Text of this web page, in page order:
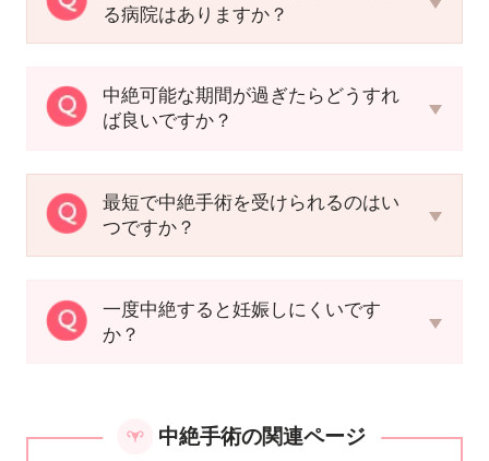
る病院はありますか？
中絶可能な期間が過ぎたらどうすれ
ば良いですか？
最短で中絶手術を受けられるのはい
つですか？
一度中絶すると妊娠しにくいです
か？
中絶手術の関連ページ